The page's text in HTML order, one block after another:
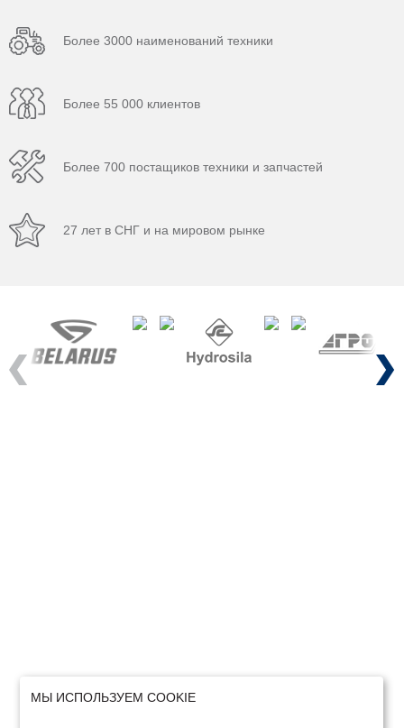
Более 3000 наименований техники
Более 55 000 клиентов
Более 700 постащиков техники и запчастей
27 лет в СНГ и на мировом рынке
Previous Next
МЫ ИСПОЛЬЗУЕМ COOKIE